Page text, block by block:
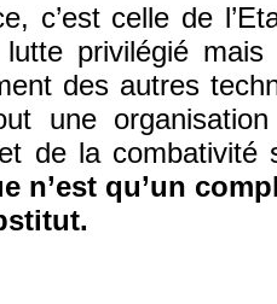
c’est celle de
privilégié
des autres
une
de la
n’est qu’un